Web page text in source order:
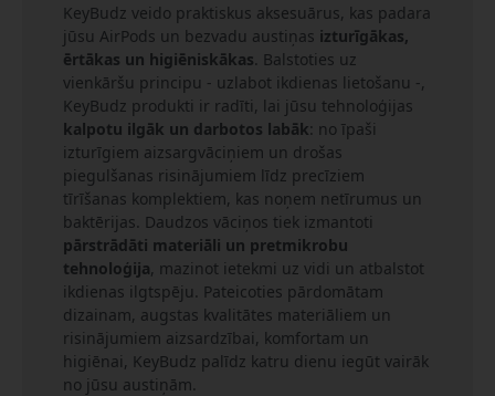
KeyBudz veido praktiskus aksesuārus, kas padara
jūsu AirPods un bezvadu austiņas izturīgākas,
ērtākas un higiēniskākas. Balstoties uz
vienkāršu principu - uzlabot ikdienas lietošanu -,
KeyBudz produkti ir radīti, lai jūsu tehnoloģijas
kalpotu ilgāk un darbotos labāk: no īpaši
izturīgiem aizsargvāciņiem un drošas
piegulšanas risinājumiem līdz precīziem
tīrīšanas komplektiem, kas noņem netīrumus un
baktērijas. Daudzos vāciņos tiek izmantoti
pārstrādāti materiāli un pretmikrobu
tehnoloģija, mazinot ietekmi uz vidi un atbalstot
ikdienas ilgtspēju. Pateicoties pārdomātam
dizainam, augstas kvalitātes materiāliem un
risinājumiem aizsardzībai, komfortam un
higiēnai, KeyBudz palīdz katru dienu iegūt vairāk
no jūsu austiņām.